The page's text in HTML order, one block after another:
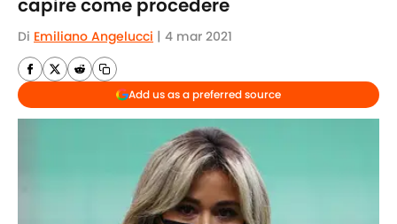
capire come procedere
Di Emiliano Angelucci | 4 mar 2021
Add us as a preferred source